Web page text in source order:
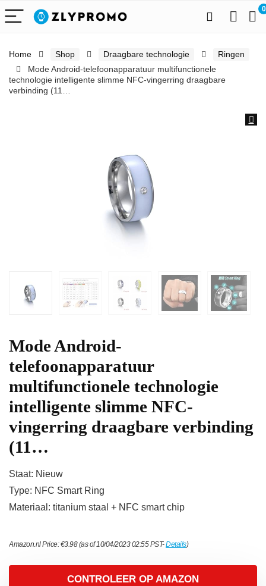
0
Home Shop Draagbare technologie
Ringen
Mode Android-telefoonapparatuur multifunctionele
technologie intelligente slimme NFC-vingerring draagbare
verbinding (11…
Mode Android-
telefoonapparatuur
multifunctionele technologie
intelligente slimme NFC-
vingerring draagbare verbinding
(11…
Staat: Nieuw
Type: NFC Smart Ring
Materiaal: titanium staal + NFC smart chip
Amazon.nl Price:€3.98(as of 10/04/2023 02:55 PST-Details)
CONTROLEER OP AMAZON